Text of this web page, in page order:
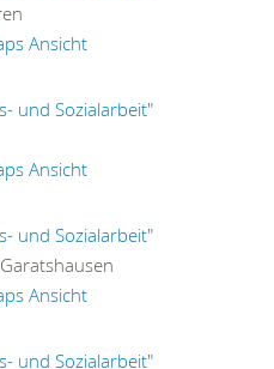
Ansicht
und Sozialarbeit"
Ansicht
und Sozialarbeit"
Ansicht
und Sozialarbeit"